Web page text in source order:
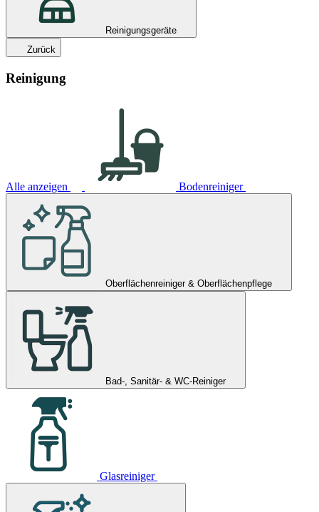
Reinigungsgeräte
Zurück
Reinigung
Alle anzeigen Bodenreiniger
Oberflächenreiniger & Oberflächenpflege
Bad-, Sanitär- & WC-Reiniger
Glasreiniger